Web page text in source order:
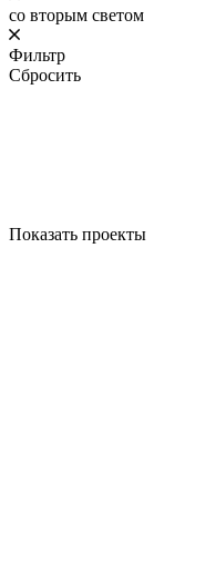
со вторым светом
Фильтр
Сбросить
Показать проекты